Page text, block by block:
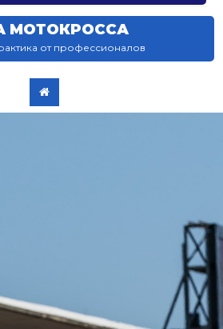
МОТОКРОССА
от профессионалов